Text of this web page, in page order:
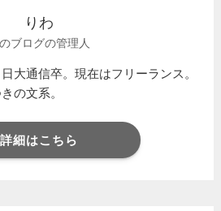
りわ
ブログの管理人
大通信卒。現在はフリーランス。
の文系。
詳細はこちら